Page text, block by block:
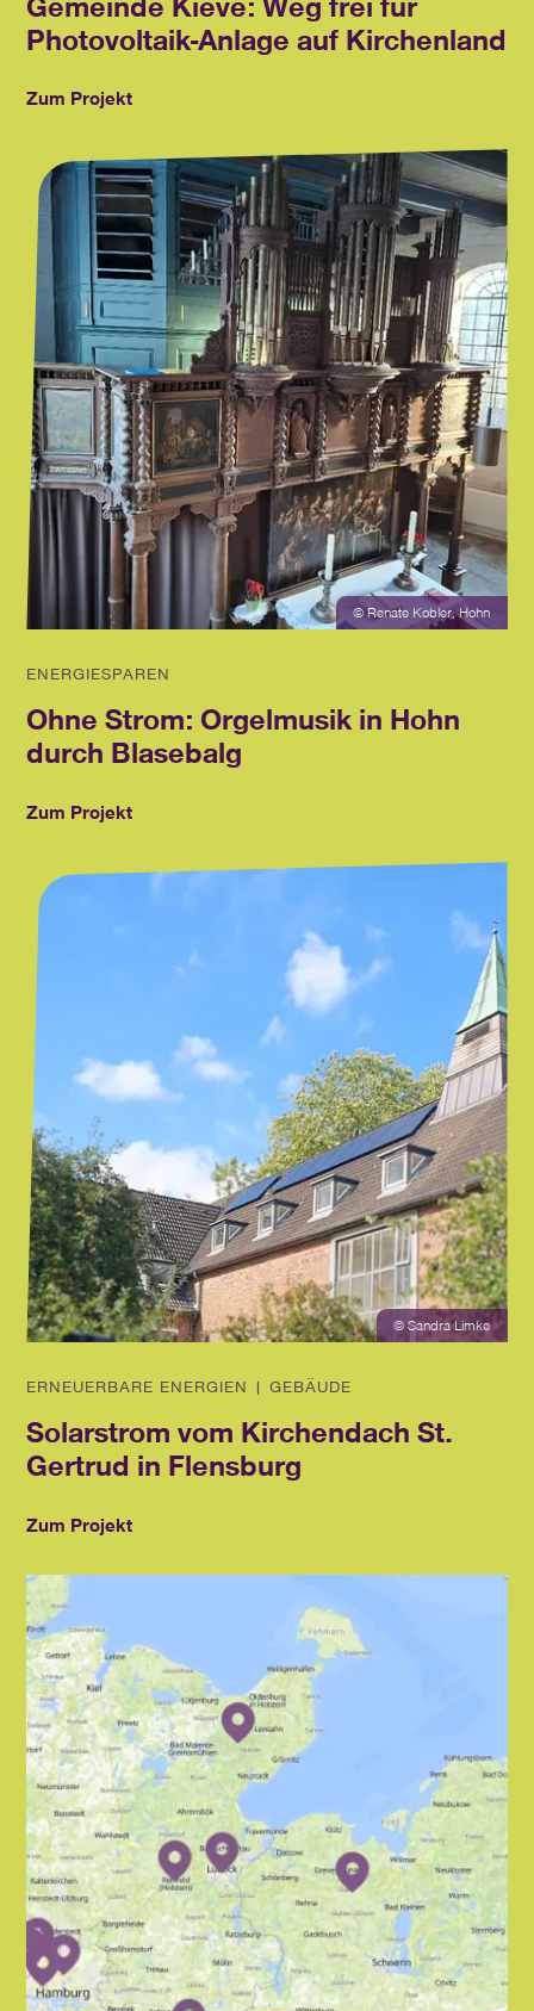
Photovoltaik-Anlage auf Kirchenland
Zum Projekt
© Renate Kobler, Hohn
ENERGIESPAREN
Ohne Strom: Orgelmusik in Hohn
durch Blasebalg
Zum Projekt
© Sandra Limke
ERNEUERBARE ENERGIEN | GEBÄUDE
Solarstrom vom Kirchendach St.
Gertrud in Flensburg
Zum Projekt